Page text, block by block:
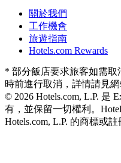
關於我們
工作機會
旅遊指南
Hotels.com Rewards
* 部分飯店要求旅客如需取
時前進行取消，詳情請見網
© 2026 Hotels.com, L.P. 是
有，並保留一切權利。
Hotels.com, L.P. 的商標或註